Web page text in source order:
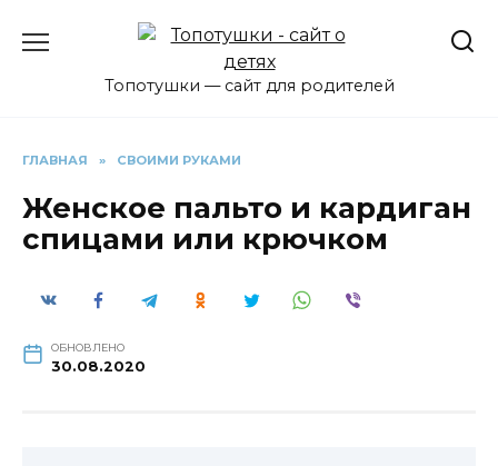
Топотушки — сайт для родителей
ГЛАВНАЯ » СВОИМИ РУКАМИ
Женское пальто и кардиган
спицами или крючком
ОБНОВЛЕНО
30.08.2020